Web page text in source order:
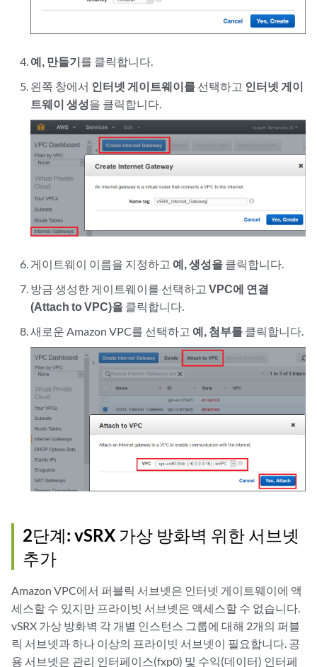
예, 만들기를 클릭합니다.
왼쪽 창에서 인터넷 게이트웨이를 선택하고 인터넷 게이
트웨이 생성을 클릭합니다.
게이트웨이 이름을 지정하고 예, 생성을 클릭합니다.
방금 생성한 게이트웨이를 선택하고VPC에 연결
(Attach to VPC)을 클릭합니다.
새로운 Amazon VPC를 선택하고 예, 첨부를 클릭합니다.
2단계: vSRX 가상 방화벽 위한 서브넷
추가
Amazon VPC에서 퍼블릭 서브넷은 인터넷 게이트웨이에 액
세스할 수 있지만 프라이빗 서브넷은 액세스할 수 없습니다.
vSRX 가상 방화벽 각 개별 인스턴스 그룹에 대해 2개의 퍼블
릭 서브넷과 하나 이상의 프라이빗 서브넷이 필요합니다. 공
용 서브넷은 관리 인터페이스(fxp0) 및 수익(데이터) 인터페